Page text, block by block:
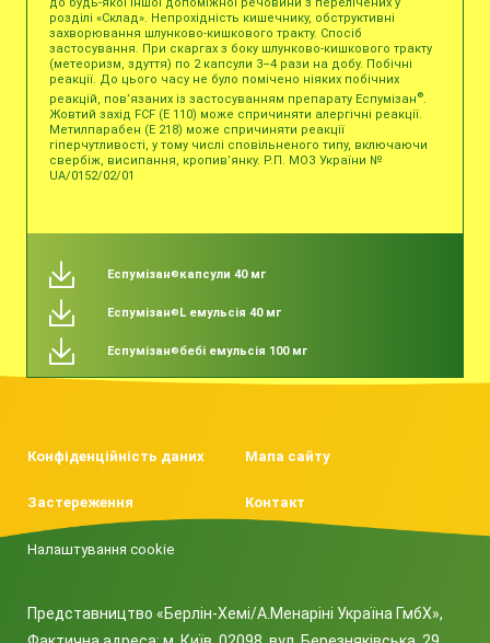
розділі «Склад». Непрохідність кишечнику, обструктивні
захворювання шлунково-кишкового тракту. Спосіб
застосування. При скаргах з боку шлунково-кишкового тракту
(метеоризм, здуття) по 2 капсули 3–4 рази на добу. Побічні
реакції. До цього часу не було помічено ніяких побічних
реакцій, пов’язаних із застосуванням препарату Еспумізан ®
Жовтий захід FCF (Е 110) може спричиняти алергічні реакції.
Метилпарабен (Е 218) може спричиняти реакції
гіперчутливості, у тому числі сповільненого типу, включаючи
свербіж, висипання, кропив’янку. Р.П. МОЗ України №
UA/0152/02/01
Еспумізан® капсули 40 мг
Еспумізан® L емульсія 40 мг
Еспумізан® бебі емульсія 100 мг
Конфіденційність даних Мапа сайту
Застереження Контакт
Налаштування cookie
Представництво «Берлін-Хемі/А.Менаріні Україна ГмбХ»,